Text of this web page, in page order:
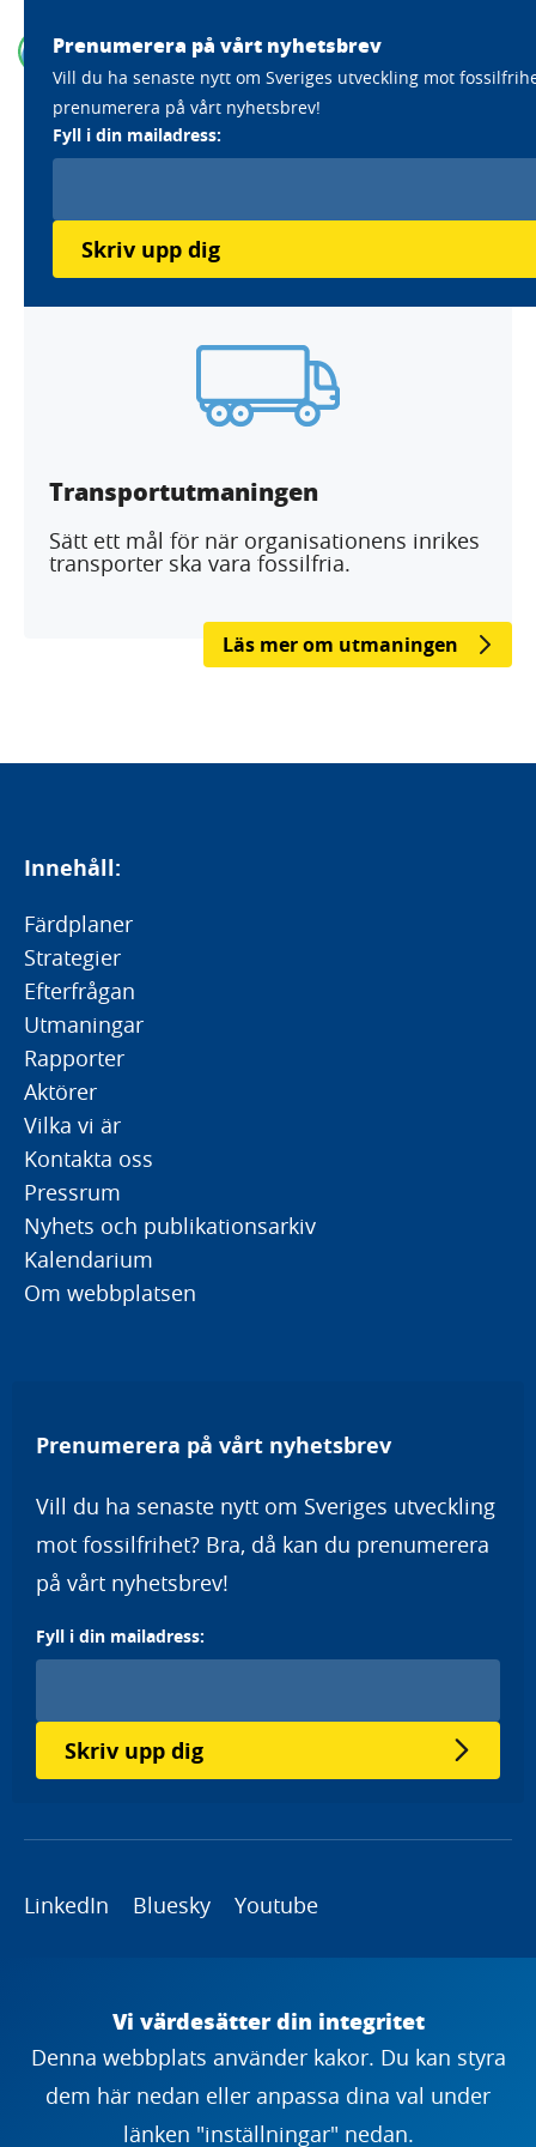
Home Aktörer Valdemarsviks kommun
Valdemarsviks kommun
Antagna utmaningar:
Transportutmaningen
Sätt ett mål för när organisationens inrikes
transporter ska vara fossilfria.
Läs mer om utmaningen
Innehåll:
Färdplaner
Strategier
Efterfrågan
Utmaningar
Rapporter
Aktörer
Vilka vi är
Kontakta oss
Pressrum
Nyhets och publikationsarkiv
Kalendarium
Om webbplatsen
Prenumerera på vårt nyhetsbrev
Vill du ha senaste nytt om Sveriges utveckling
mot fossilfrihet? Bra, då kan du prenumerera
på vårt nyhetsbrev!
Fyll i din mailadress:
Skriv upp dig
LinkedIn Bluesky Youtube
Prenumerera på vårt nyhetsbrev
Vill du ha senaste nytt om Sveriges utveckling mot
prenumerera på vårt nyhetsbrev!
Fyll i din mailadress:
Skriv upp dig
Vi värdesätter din integritet
Denna webbplats använder kakor. Du kan styra
dem här nedan eller anpassa dina val under
länken "inställningar" nedan.